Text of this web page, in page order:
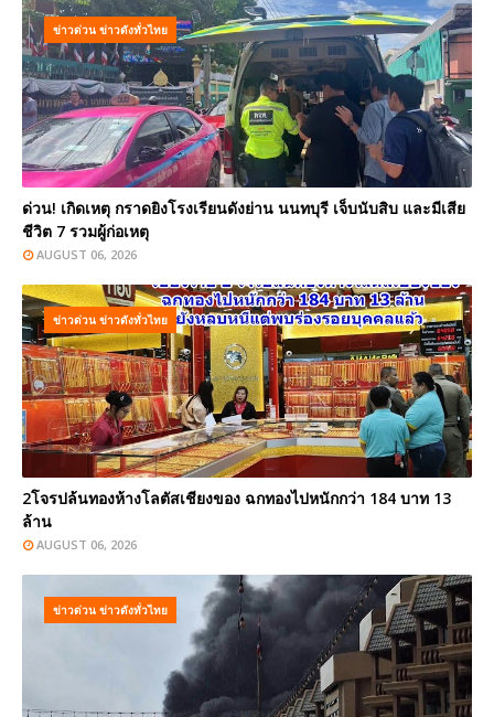
ข่าวด่วน ข่าวดังทั่วไทย
ด่วน! เกิดเหตุ กราดยิงโรงเรียนดังย่าน นนทบุรี เจ็บนับสิบ และมีเสีย
ชีวิต 7 รวมผู้ก่อเหตุ
AUGUST 06, 2026
ข่าวด่วน ข่าวดังทั่วไทย
2โจรปล้นทองห้างโลตัสเชียงของ ฉกทองไปหนักกว่า 184 บาท 13
ล้าน
AUGUST 06, 2026
ข่าวด่วน ข่าวดังทั่วไทย